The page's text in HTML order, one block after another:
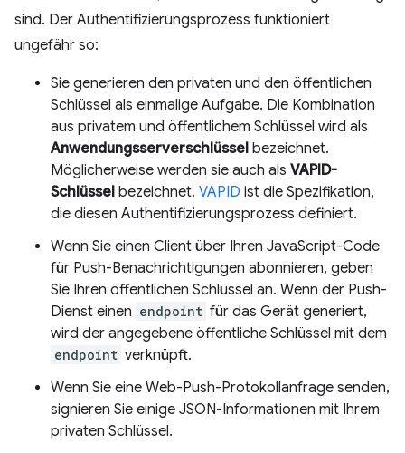
sind. Der Authentifizierungsprozess funktioniert
ungefähr so:
Sie generieren den privaten und den öffentlichen
Schlüssel als einmalige Aufgabe. Die Kombination
aus privatem und öffentlichem Schlüssel wird als
Anwendungsserverschlüssel bezeichnet.
Möglicherweise werden sie auch als VAPID-
Schlüssel bezeichnet. VAPID ist die Spezifikation,
die diesen Authentifizierungsprozess definiert.
Wenn Sie einen Client über Ihren JavaScript-Code
für Push-Benachrichtigungen abonnieren, geben
Sie Ihren öffentlichen Schlüssel an. Wenn der Push-
Dienst einen endpoint für das Gerät generiert,
wird der angegebene öffentliche Schlüssel mit dem
endpoint verknüpft.
Wenn Sie eine Web-Push-Protokollanfrage senden,
signieren Sie einige JSON-Informationen mit Ihrem
privaten Schlüssel.